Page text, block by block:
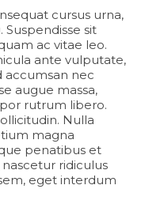
cursus urna,
sit
ac vitae leo.
ante vulputate,
accumsan nec
augue massa,
rutrum libero.
Nulla
magna
penatibus et
ridiculus
eget interdum